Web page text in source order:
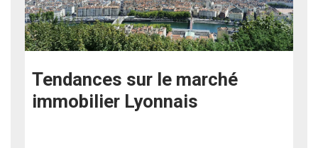
Tendances sur le marché
immobilier Lyonnais